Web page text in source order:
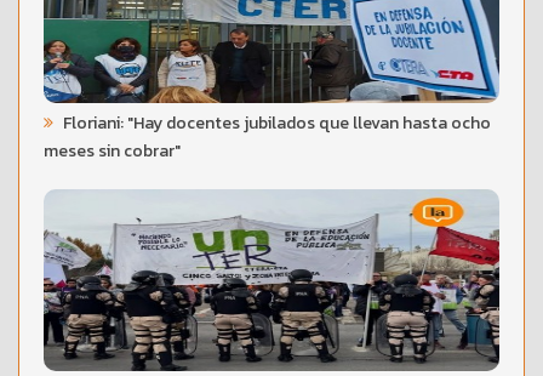
Floriani: "Hay docentes jubilados que llevan hasta ocho
meses sin cobrar"